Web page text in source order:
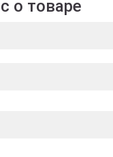
о товаре